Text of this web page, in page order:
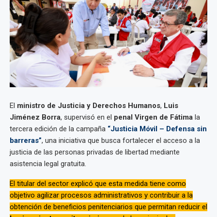
El ministro de Justicia y Derechos Humanos, Luis
Jiménez Borra, supervisó en el penal Virgen de Fátima la
tercera edición de la campaña “Justicia Móvil – Defensa sin
barreras”, una iniciativa que busca fortalecer el acceso a la
justicia de las personas privadas de libertad mediante
asistencia legal gratuita.
El titular del sector explicó que esta medida tiene como
objetivo agilizar procesos administrativos y contribuir a la
obtención de beneficios penitenciarios que permitan reducir el